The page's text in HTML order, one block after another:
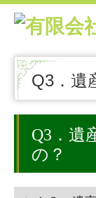
ホーム
相続Q＆A
Q2.財産の所
Q3．遺産分
Q3．遺
Q3．遺
の？